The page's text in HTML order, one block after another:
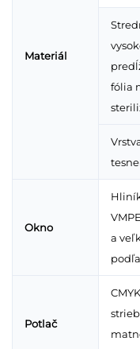
Materiál
fólia
Okno
a
Potlač